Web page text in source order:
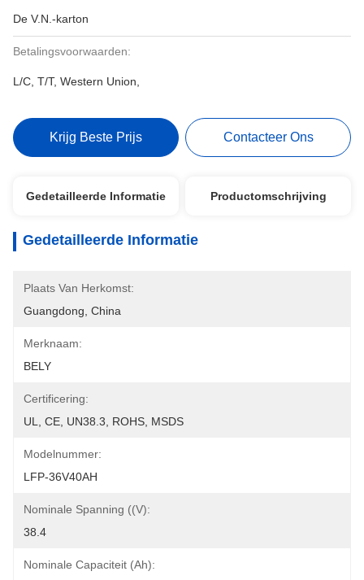
De V.N.-karton
Betalingsvoorwaarden:
L/C, T/T, Western Union,
Krijg Beste Prijs Contacteer Ons
Gedetailleerde Informatie Productomschrijving
Gedetailleerde Informatie
Plaats Van Herkomst:
Guangdong, China
Merknaam:
BELY
Certificering:
UL, CE, UN38.3, ROHS, MSDS
Modelnummer:
LFP-36V40AH
Nominale Spanning ((V):
38.4
Nominale Capaciteit (Ah):